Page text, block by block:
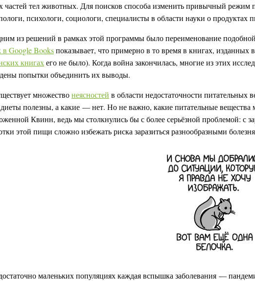
частей тел животных. Для поисков способа изменить привычный
психологи, социологи, специалисты в области науки о продуктах
из решений в рамках этой программы было переименование
Google Booksпоказывает, что примерно в то время в книгах,
книгахего не было). Когда война закончилась, многие из этих
попытки объединить их выводы.
множествонеясностей в области недостаточности
полезны, а какие — нет. Но не важно, какие питательные
Квинн, ведь мы столкнулись бы с более серьёзной проблемой: с
этой пищи сложно избежать риска заразиться разнообразными
маленьких популяциях каждая вспышка заболевания —